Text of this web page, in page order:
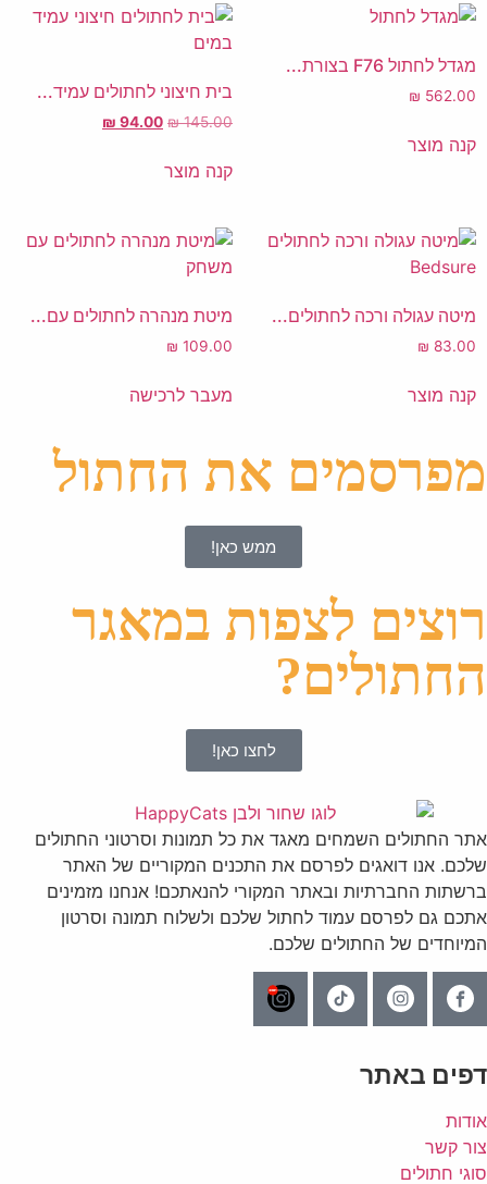
מגדל לחתול F76 בצורת...
₪ 562.00
קנה מוצר
בית חיצוני לחתולים עמיד...
₪145.00
₪ 94.00
קנה מוצר
מיטה עגולה ורכה לחתולים...
₪ 83.00
קנה מוצר
מיטת מנהרה לחתולים עם...
₪ 109.00
מעבר לרכישה
מפרסמים את החתול
ממש כאן!
רוצים לצפות במאגר
החתולים?
לחצו כאן!
אתר החתולים השמחים מאגד את כל תמונות וסרטוני החתולים
שלכם. אנו דואגים לפרסם את התכנים המקוריים של האתר
ברשתות החברתיות ובאתר המקורי להנאתכם! אנחנו מזמינים
אתכם גם לפרסם עמוד לחתול שלכם ולשלוח תמונה וסרטון
המיוחדים של החתולים שלכם.
דפים באתר
אודות
צור קשר
סוגי חתולים